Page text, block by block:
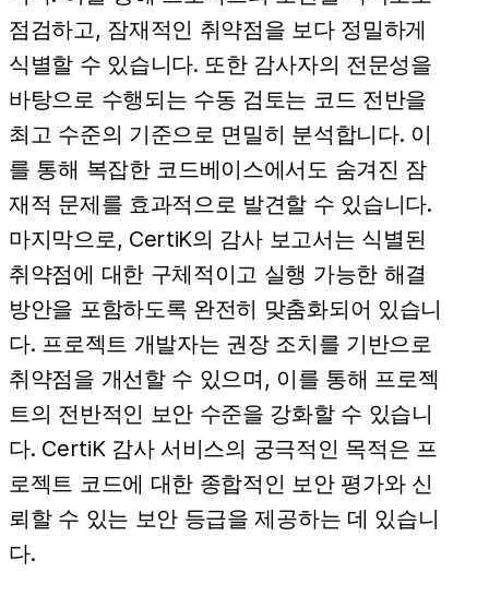
점검하고, 잠재적인 취약점을 보다 정밀하게
식별할 수 있습니다. 또한 감사자의 전문성을
바탕으로 수행되는 수동 검토는 코드 전반을
최고 수준의 기준으로 면밀히 분석합니다. 이
를 통해 복잡한 코드베이스에서도 숨겨진 잠
재적 문제를 효과적으로 발견할 수 있습니다.
마지막으로, CertiK의 감사 보고서는 식별된
취약점에 대한 구체적이고 실행 가능한 해결
방안을 포함하도록 완전히 맞춤화되어 있습니
다. 프로젝트 개발자는 권장 조치를 기반으로
취약점을 개선할 수 있으며, 이를 통해 프로젝
트의 전반적인 보안 수준을 강화할 수 있습니
다. CertiK 감사 서비스의 궁극적인 목적은 프
로젝트 코드에 대한 종합적인 보안 평가와 신
뢰할 수 있는 보안 등급을 제공하는 데 있습니
다.